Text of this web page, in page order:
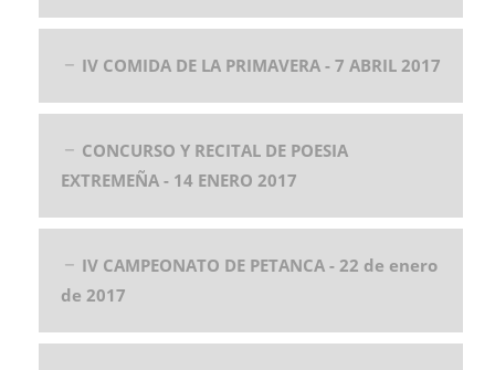
IV COMIDA DE LA PRIMAVERA - 7 ABRIL 2017
CONCURSO Y RECITAL DE POESIA
EXTREMEÑA - 14 ENERO 2017
IV CAMPEONATO DE PETANCA - 22 de enero
de 2017